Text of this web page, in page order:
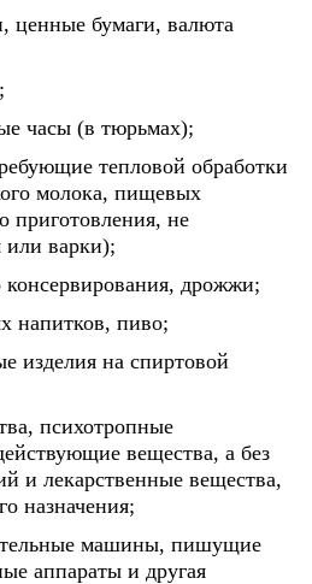
ценные бумаги, валюта
часы (в тюрьмах);
тепловой обработки
молока, пищевых
приготовления, не
варки);
дрожжи;
напитков, пиво;
изделия на спиртовой
психотропные
вещества, а без
и лекарственные вещества,
назначения;
машины, пишущие
аппараты и другая